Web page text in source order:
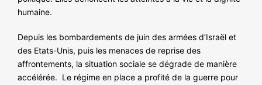
humaine.
Depuis les bombardements de juin des armées d’Israël et
des Etats-Unis, puis les menaces de reprise des
affrontements, la situation sociale se dégrade de manière
accélérée. Le régime en place a profité de la guerre pour